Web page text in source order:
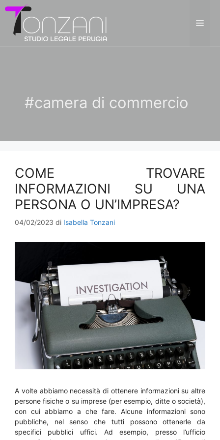
Vai
contenuto
#camera di commercio
COME TROVARE
INFORMAZIONI SU UNA
PERSONA O UN’IMPRESA?
04/02/2023 di Isabella Tonzani
A volte abbiamo necessità di ottenere informazioni su altre
persone fisiche o su imprese (per esempio, ditte o società),
con cui abbiamo a che fare. Alcune informazioni sono
pubbliche, nel senso che tutti possono ottenerle da
specifici pubblici uffici. Ad esempio, presso l’ufficio